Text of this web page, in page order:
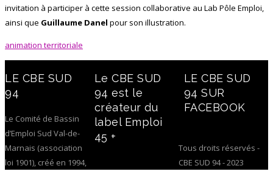
invitation à participer à cette session collaborative au Lab Pôle Emploi,
ainsi que Guillaume Danel pour son illustration.
animation territoriale
LE CBE SUD
94
Le Comité de Bassin
d’Emploi Sud Val-de-
Marnais (association
loi 1901), créé en 1994,
Le CBE SUD
94 est le
créateur du
label Emploi
45 +
LE CBE SUD
94 SUR
FACEBOOK
Tous droits réservés -
CBE SUD 94 - 2023